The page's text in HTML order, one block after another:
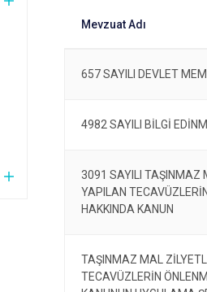
657 SAYILI DEVLET
4982 SAYILI BİLGİ
3091 SAYILI TAŞINMAZ
YAPILAN
HAKKINDA KANUN
TAŞINMAZ MAL
TECAVÜZLERİN